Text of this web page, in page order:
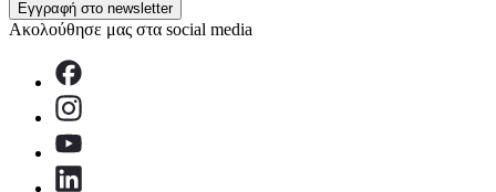
Εγγραφή στο newsletter
Ακολούθησε μας στα social media